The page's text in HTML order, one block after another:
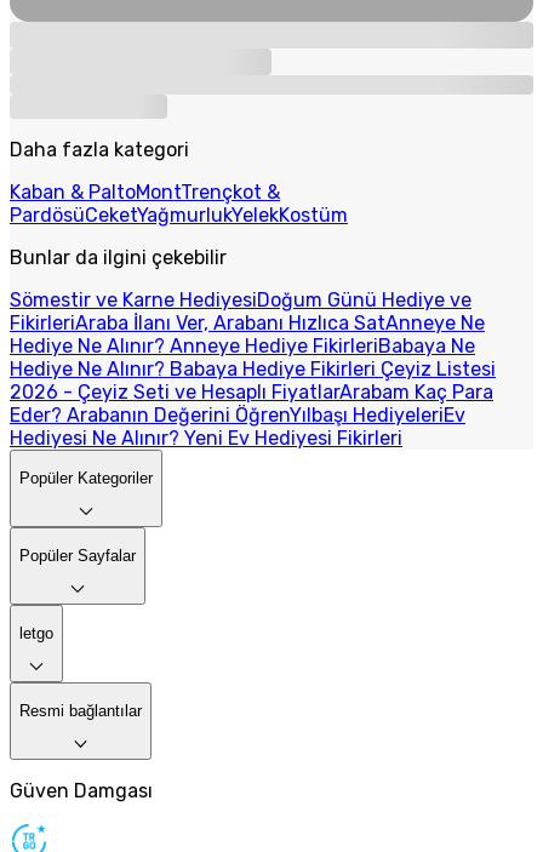
Daha fazla kategori
Kaban & PaltoMontTrençkot &
PardösüCeketYağmurlukYelekKostüm
Bunlar da ilgini çekebilir
Sömestir ve Karne HediyesiDoğum Günü Hediye ve
FikirleriAraba İlanı Ver, Arabanı Hızlıca SatAnneye Ne
Hediye Ne Alınır? Anneye Hediye FikirleriBabaya Ne
Hediye Ne Alınır? Babaya Hediye Fikirleri Çeyiz Listesi
2026 - Çeyiz Seti ve Hesaplı FiyatlarArabam Kaç Para
Eder? Arabanın Değerini ÖğrenYılbaşı HediyeleriEv
Hediyesi Ne Alınır? Yeni Ev Hediyesi Fikirleri
Popüler Kategoriler
Popüler Sayfalar
letgo
Resmi bağlantılar
Güven Damgası